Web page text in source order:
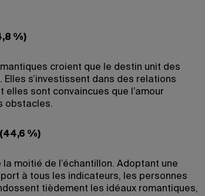
%)
croient que le destin unit des
Elles s’investissent dans des relations
sont convaincues que l’amour
obstacles.
%)
moitié de l’échantillon. Adoptant une
à tous les indicateurs, les personnes
tièdement les idéaux romantiques,